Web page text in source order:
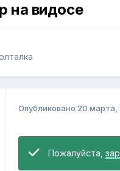
на видосе
Опубликовано 20 марта,
Пожалуйста,